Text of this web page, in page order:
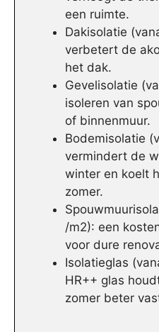
een ruimte.
Dakisolatie
verbetert de
het dak.
Gevelisolatie
isoleren van
of binnenmuur.
Bodemisolatie
vermindert de
winter en koelt
zomer.
/m2): een
voor dure
Isolatieglas
HR++ glas
zomer beter